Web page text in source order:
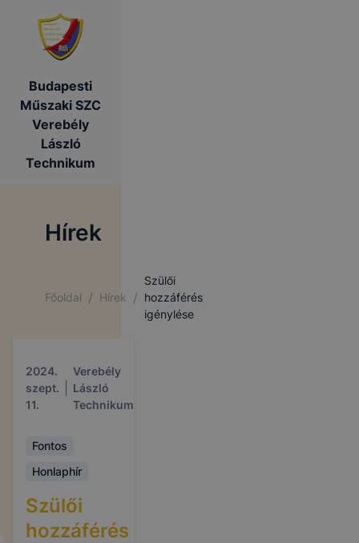
Budapesti
Műszaki SZC
Verebély
László
Technikum
Hírek
Főoldal / Hírek /
Szülői
hozzáférés
igénylése
2024.
szept.
11.
Verebély
László
Technikum
Fontos
Honlaphír
Szülői
hozzáférés